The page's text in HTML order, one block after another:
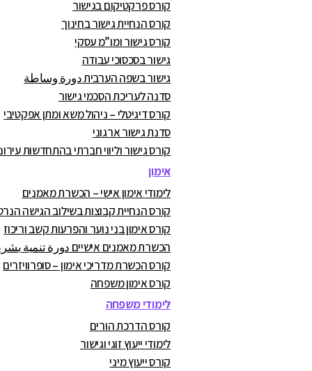
קורס פרקטיקום בגישור
קורס הנחיית גישור בחינוך
קורס גישור ומו”מ עסקי
גישור בסכסוכי עבודה
גישור בשפה הערבית دورة وساطة
סדנה לעריכת הסכמי גישור
קורס דיגיטלי – ניהול משא ומתן אפקטיבי
סדנת גישור ארגוני
קורס גישור וליווי חברתי בהתחדשות
אימון
לימודי אימון אישי – הכשרת מאמנים
קורס הנחיית קבוצות בשילוב הגישה
קורס אימון בני נוער והפרעות קשב וריכוז
הכשרת מאמנים אישיים دورة تنمية
קורס הכשרת מדריכי אימון – סופרוויזרים
קורס אימון משפחה
לימודי משפחה
קורס הדרכת הורים
לימודי ייעוץ זוגי וגישור
קורס ייעוץ מיני